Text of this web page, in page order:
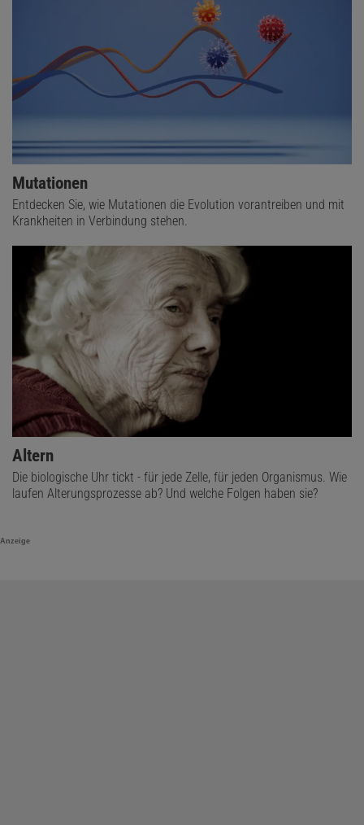
Mutationen
Entdecken Sie, wie Mutationen die Evolution vorantreiben und mit
Krankheiten in Verbindung stehen.
Altern
Die biologische Uhr tickt - für jede Zelle, für jeden Organismus. Wie
laufen Alterungsprozesse ab? Und welche Folgen haben sie?
Anzeige